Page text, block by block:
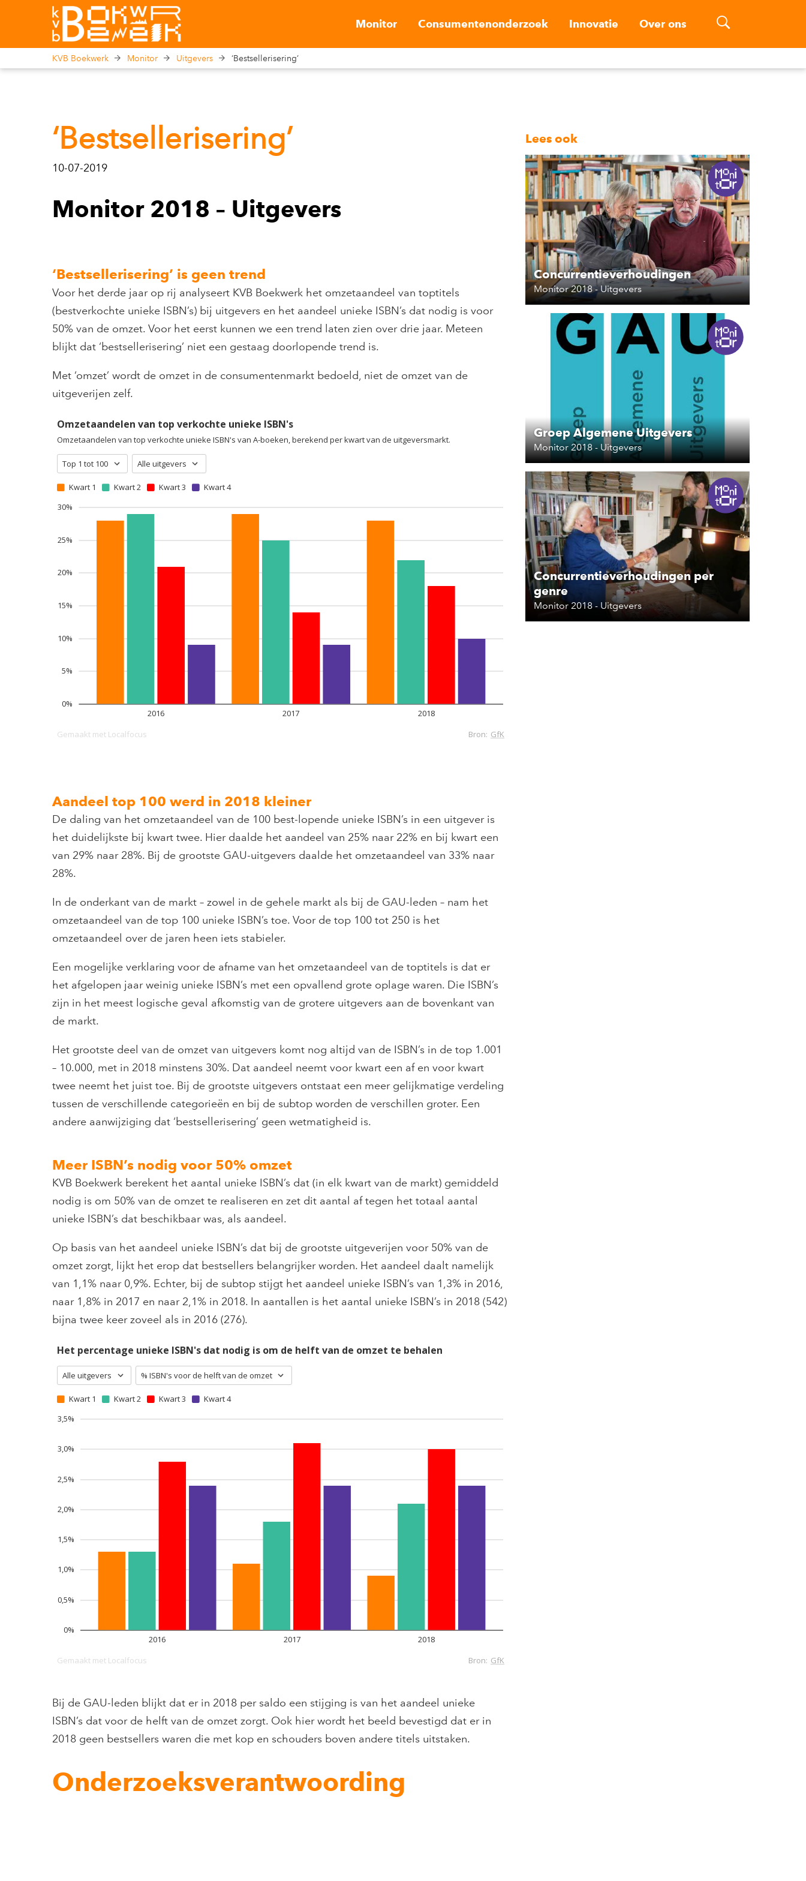
Monitor Consumentenonderzoek Innovatie Over ons
KVB Boekwerk Monitor Uitgevers ‘Bestsellerisering’
‘Bestsellerisering’
10-07-2019
Monitor 2018 – Uitgevers
‘Bestsellerisering’ is geen trend
Voor het derde jaar op rij analyseert KVB Boekwerk het omzetaandeel van toptitels
(bestverkochte unieke ISBN’s) bij uitgevers en het aandeel unieke ISBN’s dat nodig is voor
50% van de omzet. Voor het eerst kunnen we een trend laten zien over drie jaar. Meteen
blijkt dat ‘bestsellerisering’ niet een gestaag doorlopende trend is.
Met ‘omzet’ wordt de omzet in de consumentenmarkt bedoeld, niet de omzet van de
uitgeverijen zelf.
Aandeel top 100 werd in 2018 kleiner
De daling van het omzetaandeel van de 100 best-lopende unieke ISBN’s in een uitgever is
het duidelijkste bij kwart twee. Hier daalde het aandeel van 25% naar 22% en bij kwart een
van 29% naar 28%. Bij de grootste GAU-uitgevers daalde het omzetaandeel van 33% naar
28%.
In de onderkant van de markt – zowel in de gehele markt als bij de GAU-leden – nam het
omzetaandeel van de top 100 unieke ISBN’s toe. Voor de top 100 tot 250 is het
omzetaandeel over de jaren heen iets stabieler.
Een mogelijke verklaring voor de afname van het omzetaandeel van de toptitels is dat er
het afgelopen jaar weinig unieke ISBN’s met een opvallend grote oplage waren. Die ISBN’s
zijn in het meest logische geval afkomstig van de grotere uitgevers aan de bovenkant van
de markt.
Het grootste deel van de omzet van uitgevers komt nog altijd van de ISBN’s in de top 1.001
– 10.000, met in 2018 minstens 30%. Dat aandeel neemt voor kwart een af en voor kwart
twee neemt het juist toe. Bij de grootste uitgevers ontstaat een meer gelijkmatige verdeling
tussen de verschillende categorieën en bij de subtop worden de verschillen groter. Een
andere aanwijziging dat ‘bestsellerisering’ geen wetmatigheid is.
Meer ISBN’s nodig voor 50% omzet
KVB Boekwerk berekent het aantal unieke ISBN’s dat (in elk kwart van de markt) gemiddeld
nodig is om 50% van de omzet te realiseren en zet dit aantal af tegen het totaal aantal
unieke ISBN’s dat beschikbaar was, als aandeel.
Op basis van het aandeel unieke ISBN’s dat bij de grootste uitgeverijen voor 50% van de
omzet zorgt, lijkt het erop dat bestsellers belangrijker worden. Het aandeel daalt namelijk
van 1,1% naar 0,9%. Echter, bij de subtop stijgt het aandeel unieke ISBN’s van 1,3% in 2016,
naar 1,8% in 2017 en naar 2,1% in 2018. In aantallen is het aantal unieke ISBN’s in 2018 (542)
bijna twee keer zoveel als in 2016 (276).
Bij de GAU-leden blijkt dat er in 2018 per saldo een stijging is van het aandeel unieke
ISBN’s dat voor de helft van de omzet zorgt. Ook hier wordt het beeld bevestigd dat er in
2018 geen bestsellers waren die met kop en schouders boven andere titels uitstaken.
Onderzoeksverantwoording
Lees ook
Concurrentieverhoudingen
Monitor 2018 - Uitgevers
Groep Algemene Uitgevers
Monitor 2018 - Uitgevers
Concurrentieverhoudingen per
genre
Monitor 2018 - Uitgevers